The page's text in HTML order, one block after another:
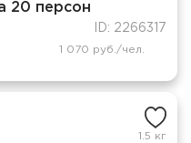
20 персон
ID: 2266317
1 070 руб./чел.
1.5 кг